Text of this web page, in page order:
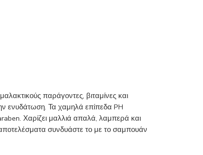
παράγοντες, βιταμίνες και
ενυδάτωση. Τα χαμηλά επίπεδα PH
Χαρίζει μαλλιά απαλά, λαμπερά και
συνδυάστε το με το σαμπουάν